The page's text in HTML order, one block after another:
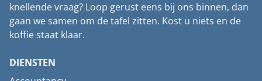
knellende vraag? Loop gerust eens bij ons binnen, dan
gaan we samen om de tafel zitten. Kost u niets en de
koffie staat klaar.
DIENSTEN